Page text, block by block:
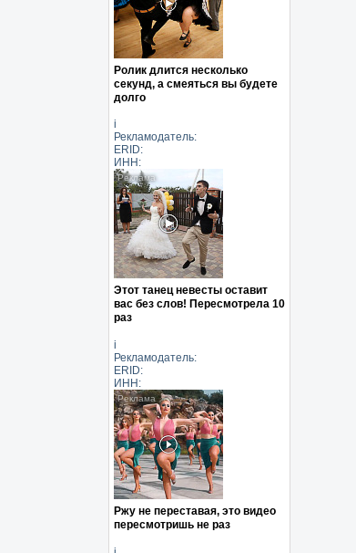
Ролик длится несколько
секунд, а смеяться вы будете
долго
i
Рекламодатель:
ERID:
ИНН:
Этот танец невесты оставит
вас без слов! Пересмотрела 10
раз
i
Рекламодатель:
ERID:
ИНН:
Ржу не переставая, это видео
пересмотришь не раз